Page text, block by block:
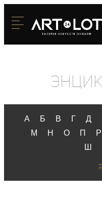
А Б В Г Д
М
Н О П Р
Ш